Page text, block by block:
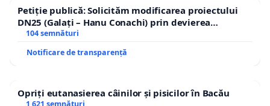
Petiție publică: Solicităm modificarea proiectului
DN25 (Galați – Hanu Conachi) prin devierea
traseului în afara localităților!
104 semnături
Notificare de transparență
Opriți eutanasierea câinilor și pisicilor în Bacău
1 621 semnături